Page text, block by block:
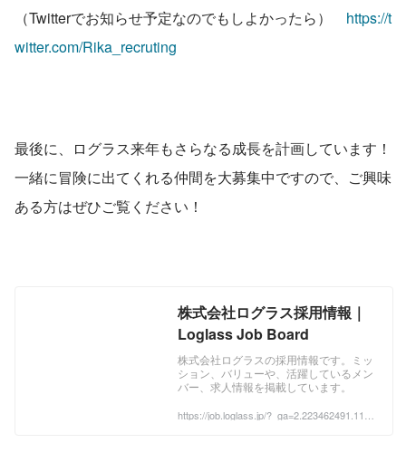
（Twitterでお知らせ予定なのでもしよかったら） https://t
witter.com/Rika_recruting
最後に、ログラス来年もさらなる成長を計画しています！
一緒に冒険に出てくれる仲間を大募集中ですので、ご興味
ある方はぜひご覧ください！
株式会社ログラス採用情報｜
Loglass Job Board
株式会社ログラスの採用情報です。ミッ
ション、バリューや、活躍しているメン
バー、求人情報を掲載しています。
https://job.loglass.jp/?_ga=2.223462491.1185